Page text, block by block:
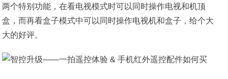
两个特别功能，在看电视模式时可以同时操作电视和机顶
盒，而再看盒子模式中可以同时操作电视机和盒子，给个大
大的好评。